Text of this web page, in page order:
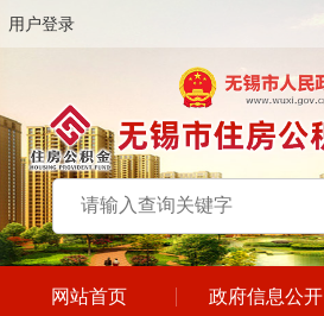
用户登录
网站首页 政府信息公开